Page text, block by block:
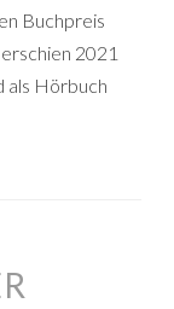
Buchpreis
2021
als Hörbuch